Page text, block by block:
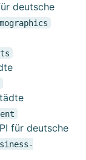
deutsche
für deutsche